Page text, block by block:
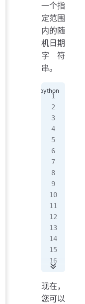
一个指
定范围
内的随
机日期
字符
串。
现在，
您可以